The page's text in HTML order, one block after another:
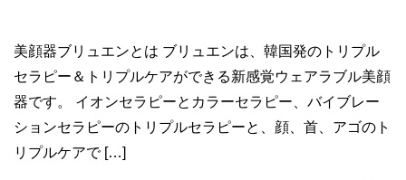
美顔器ブリュエンとは ブリュエンは、韓国発のトリプル
セラピー＆トリプルケアができる新感覚ウェアラブル美顔
器です。 イオンセラピーとカラーセラピー、バイブレー
ションセラピーのトリプルセラピーと、顔、首、アゴのト
リプルケアで […]